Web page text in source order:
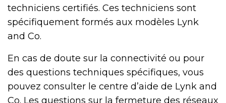
techniciens certifiés. Ces techniciens sont
spécifiquement formés aux modèles Lynk
and Co.
En cas de doute sur la connectivité ou pour
des questions techniques spécifiques, vous
pouvez consulter le centre d’aide de Lynk and
Co. Les questions sur la fermeture des réseaux